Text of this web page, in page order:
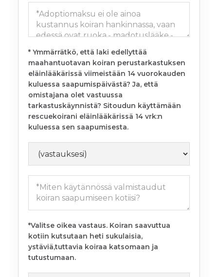
* Ymmärrätkö, että laki edellyttää
maahantuotavan koiran perustarkastuksen
eläinlääkärissä viimeistään 14 vuorokauden
kuluessa saapumispäivästä? Ja, että
omistajana olet vastuussa
tarkastuskäynnistä? Sitoudun käyttämään
rescuekoirani eläinlääkärissä 14 vrk:n
kuluessa sen saapumisesta.
*Valitse oikea vastaus. Koiran saavuttua
kotiin kutsutaan heti sukulaisia,
ystäviä,tuttavia koiraa katsomaan ja
tutustumaan.